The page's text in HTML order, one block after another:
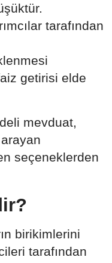
tarafından
getirisi elde
mevduat,
seçeneklerden
birikimlerini
tarafından